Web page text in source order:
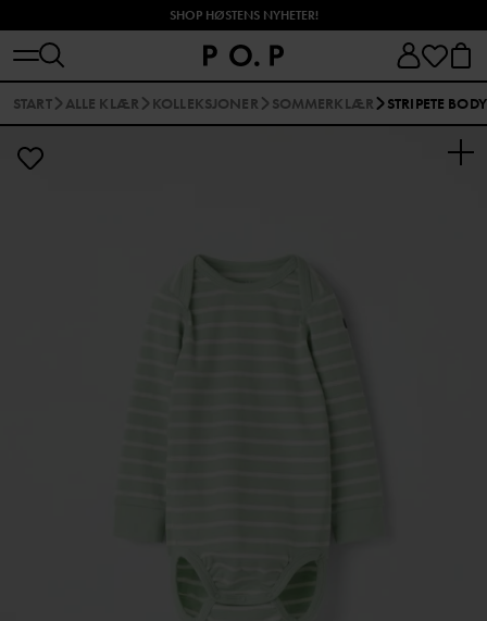
SHOP HØSTENS NYHETER!
START ALLE KLÆR KOLLEKSJONER SOMMERKLÆR STRIPETE BODY